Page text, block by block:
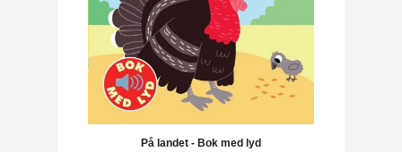
På landet - Bok med lyd